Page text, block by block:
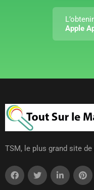
Apple
TSM, le plus grand site